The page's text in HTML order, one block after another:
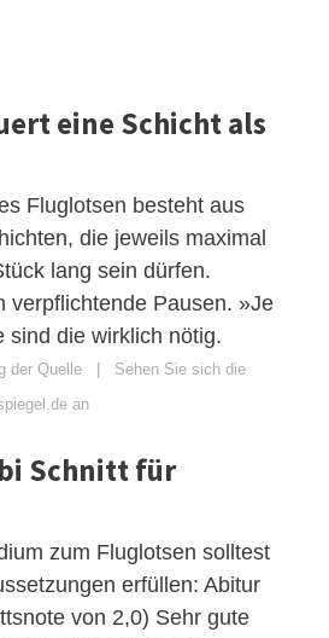
eine Schicht als
Fluglotsen besteht aus
die jeweils maximal
lang sein dürfen.
verpflichtende Pausen. »Je
sind die wirklich nötig.
der Quelle | Sehen Sie sich die
an
Schnitt für
zum Fluglotsen solltest
erfüllen: Abitur
von 2,0) Sehr gute